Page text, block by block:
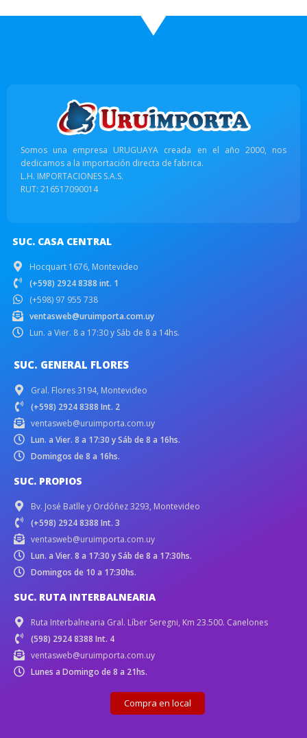
Somos una empresa URUGUAYA creada en el año 2000, nos
dedicamos a la importación directa de fabrica.
L.H. IMPORTACIONES S.A.S.
RUT: 216517090014
SUC. CASA CENTRAL
Hocquart 1676, Montevideo
(+598) 2924 8388 int. 1
(+598) 97 955 738
ventasweb@uruimporta.com.uy
Lun. a Vier. 8 a 17:30 y Sáb de 8 a 14hs.
SUC. GENERAL FLORES
Gral. Flores 3194, Montevideo
(+598) 2924 8388 Int. 2
ventasweb@uruimporta.com.uy
Lun. a Vier. 8 a 17:30 y Sáb de 8 a 16hs.
Domingos de 8 a 16hs.
SUC. PROPIOS
Bv. José Batlle y Ordóñez 3293, Montevideo
(+598) 2924 8388 Int. 3
ventasweb@uruimporta.com.uy
Lun. a Vier. 8 a 17:30 y Sáb de 8 a 17:30hs.
Domingos de 10 a 17:30hs.
SUC. RUTA INTERBALNEARIA
Ruta Interbalnearia Gral. Líber Seregni, Km 23.500. Canelones
(598) 2924 8388 Int. 4
ventasweb@uruimporta.com.uy
Lunes a Domingo de 8 a 21hs.
Compra en local